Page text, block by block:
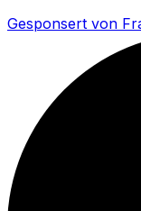
Gesponsert von